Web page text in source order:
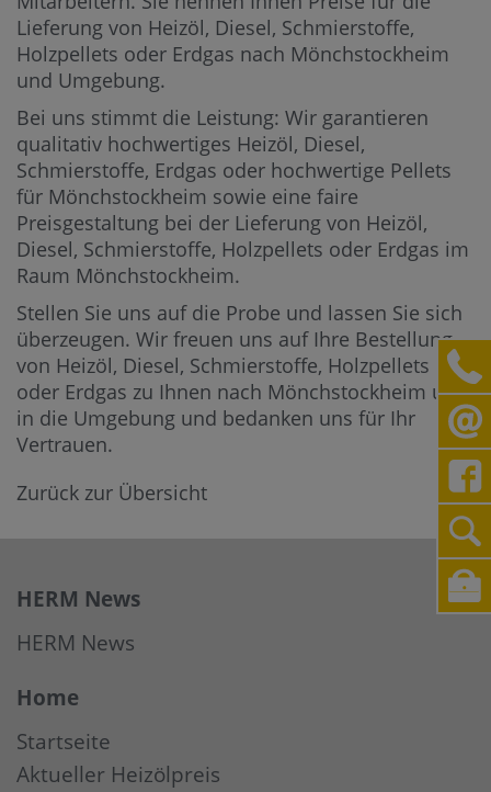
Lieferung von Heizöl, Diesel, Schmierstoffe,
Holzpellets oder Erdgas nach Mönchstockheim
und Umgebung.
Bei uns stimmt die Leistung: Wir garantieren
qualitativ hochwertiges Heizöl, Diesel,
Schmierstoffe, Erdgas oder hochwertige Pellets
für Mönchstockheim sowie eine faire
Preisgestaltung bei der Lieferung von Heizöl,
Diesel, Schmierstoffe, Holzpellets oder Erdgas im
Raum Mönchstockheim.
Stellen Sie uns auf die Probe und lassen Sie sich
überzeugen. Wir freuen uns auf Ihre Bestellung
von Heizöl, Diesel, Schmierstoffe, Holzpellets
oder Erdgas zu Ihnen nach Mönchstockheim und
in die Umgebung und bedanken uns für Ihr
Vertrauen.
Zurück zur Übersicht
HERM News
HERM News
Home
Startseite
Aktueller Heizölpreis